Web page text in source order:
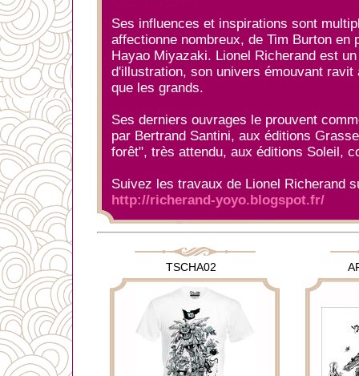
Ses influences et inspirations sont
affectionne nombreux, de Tim Burton en
Hayao Miyazaki. Lionel Richerand est
d'illustration, son univers émouvant
que les grands.
Ses derniers ouvrages le prouvent
par Bertrand Santini, aux éditions
forêt", très attendu, aux éditions Soleil,
Suivez les travaux de Lionel Richerand
http://richerand-yoyo.blogspot.fr/
TSCHA02